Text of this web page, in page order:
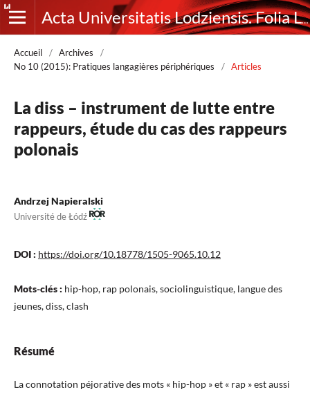
Acta Universitatis Lodziensis. Folia Litteraria Romanica
Accueil / Archives
/
No 10 (2015): Pratiques langagières périphériques
/ Articles
La diss – instrument de lutte entre
rappeurs, étude du cas des rappeurs
polonais
Andrzej Napieralski
Université de Łódź
DOI : https://doi.org/10.18778/1505-9065.10.12
Mots-clés : hip-hop, rap polonais, sociolinguistique, langue des
jeunes, diss, clash
Résumé
La connotation péjorative des mots « hip-hop » et « rap » est aussi